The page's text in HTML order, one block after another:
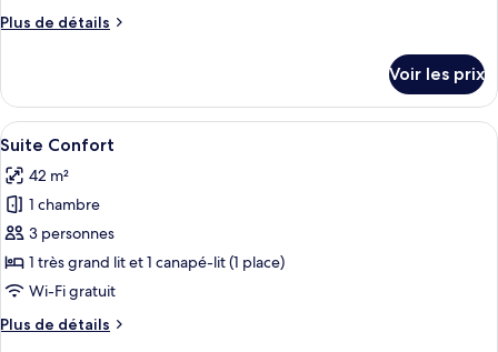
chambre :
Plus de détails
Plus
le
type
de
Suite
Classique
Voir les prix
Afficher
toutes
les
photos
pour
ce
type
chambre :
Une chambre d’hôtel avec un lit, un
7
Suite Confort
42 m²
1 chambre
3 personnes
1 très grand lit et 1 canapé-lit (1 place)
Wi-Fi gratuit
Plus de détails
Plus